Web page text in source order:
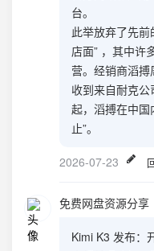
台。
此举放弃了先前
店面” ，其中许
营。经销商滔
收到来自耐克
起，滔搏在中国
止”。
2026-07-23
免费网盘资源分享
Kimi K3 发布：